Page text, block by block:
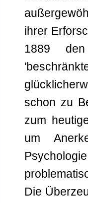
ihrer
1889
schon zu
zum
um
Die